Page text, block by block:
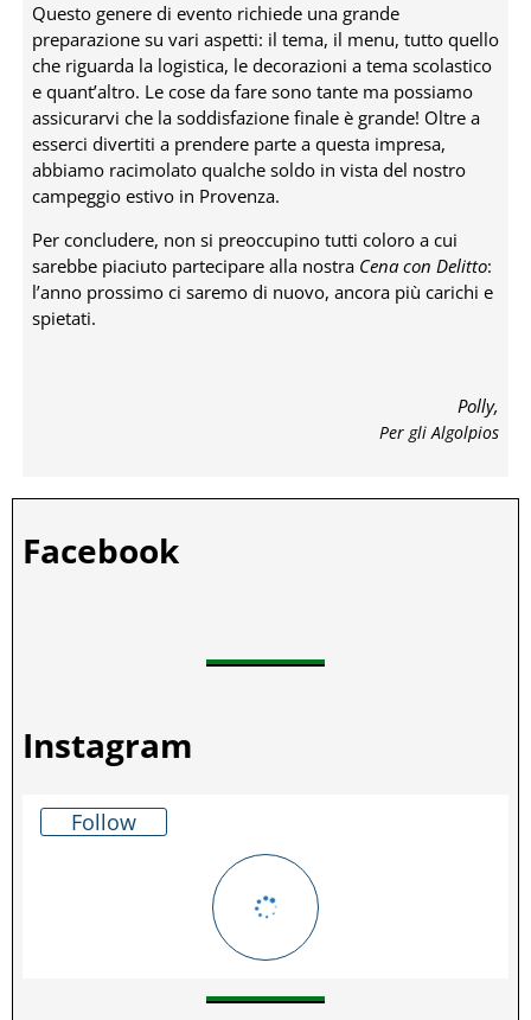
Questo genere di evento richiede una grande
preparazione su vari aspetti: il tema, il menu, tutto quello
che riguarda la logistica, le decorazioni a tema scolastico
e quant’altro. Le cose da fare sono tante ma possiamo
assicurarvi che la soddisfazione finale è grande! Oltre a
esserci divertiti a prendere parte a questa impresa,
abbiamo racimolato qualche soldo in vista del nostro
campeggio estivo in Provenza.
Per concludere, non si preoccupino tutti coloro a cui
sarebbe piaciuto partecipare alla nostra Cena con Delitto:
l’anno prossimo ci saremo di nuovo, ancora più carichi e
spietati.
Polly,
Per gli Algolpios
Facebook
Instagram
Follow